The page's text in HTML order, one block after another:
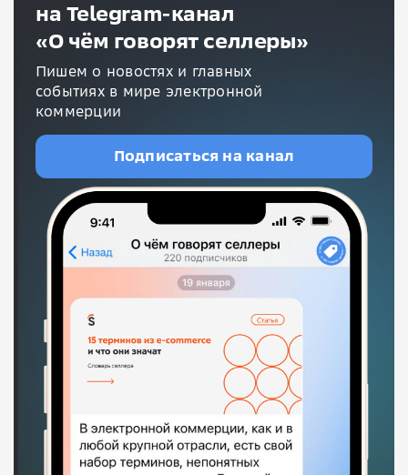
на Telegram-канал
«О чём говорят селлеры»
Пишем о новостях и главных
событиях в мире электронной
коммерции
Подписаться на канал